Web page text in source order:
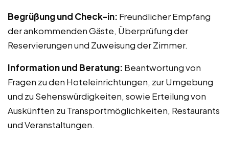
Begrüßung und Check-in: Freundlicher Empfang
der ankommenden Gäste, Überprüfung der
Reservierungen und Zuweisung der Zimmer.
Information und Beratung: Beantwortung von
Fragen zu den Hoteleinrichtungen, zur Umgebung
und zu Sehenswürdigkeiten, sowie Erteilung von
Auskünften zu Transportmöglichkeiten, Restaurants
und Veranstaltungen.